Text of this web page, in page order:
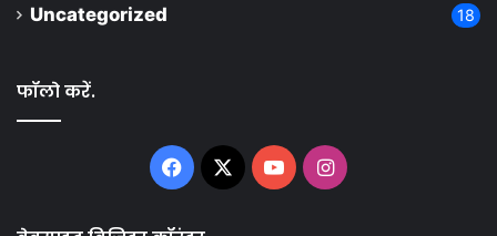
Uncategorized 18
फॉलो करें.
Facebook
X YouTubeInstagram